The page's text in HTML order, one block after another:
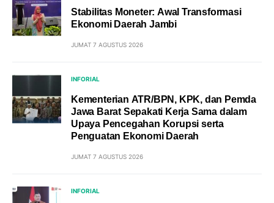
Stabilitas Moneter: Awal Transformasi
Ekonomi Daerah Jambi
JUMAT 7 AGUSTUS 2026
INFORIAL
Kementerian ATR/BPN, KPK, dan Pemda
Jawa Barat Sepakati Kerja Sama dalam
Upaya Pencegahan Korupsi serta
Penguatan Ekonomi Daerah
JUMAT 7 AGUSTUS 2026
INFORIAL